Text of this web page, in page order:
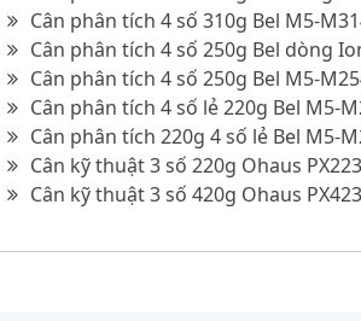
Cân phân tích 4 số 310g Bel M5-
Cân phân tích 4 số 250g Bel dòng
Cân phân tích 4 số 250g Bel M5-
Cân phân tích 4 số lẻ 220g Bel M5-
Cân phân tích 220g 4 số lẻ Bel M5-
Cân kỹ thuật 3 số 220g Ohaus
Cân kỹ thuật 3 số 420g Ohaus